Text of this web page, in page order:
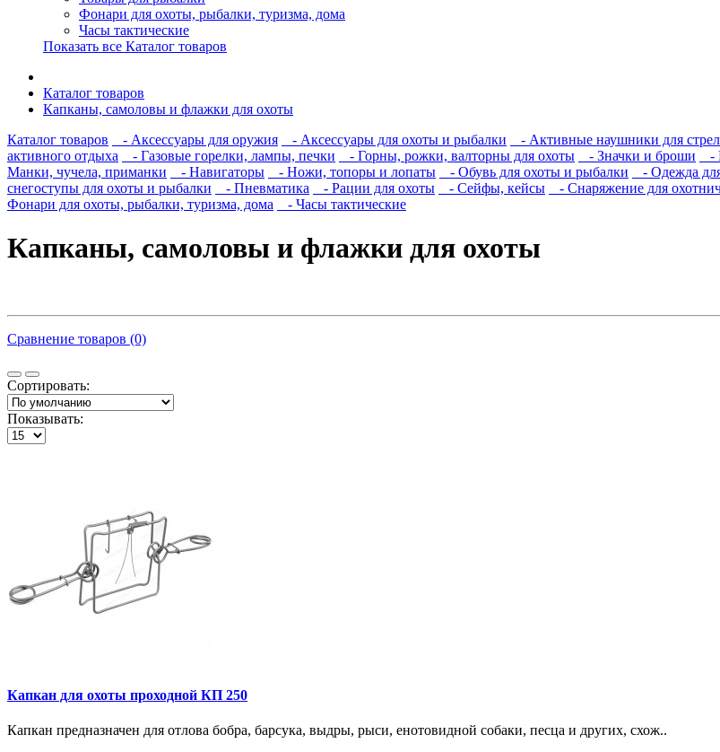
Фонари для охоты, рыбалки, туризма, дома
Часы тактические
Показать все Каталог товаров
Каталог товаров
Капканы, самоловы и флажки для охоты
Каталог товаров
- Аксессуары для оружия - Аксессуары для охоты и рыбалки - Активные наушники для
активного отдыха
- Газовые горелки, лампы, печки - Горны, рожки, валторны для охоты - Значки и броши -
Манки, чучела, приманки
- Навигаторы - Ножи, топоры и лопаты - Обувь для охоты и рыбалки - Одежда
снегоступы для охоты и рыбалки
- Пневматика - Рации для охоты - Сейфы, кейсы - Снаряжение для
Фонари для охоты, рыбалки, туризма, дома
- Часы тактические
Капканы, самоловы и флажки для охоты
Сравнение товаров (0)
Сортировать:
Показывать:
Капкан для охоты проходной КП 250
Капкан предназначен для отлова бобра, барсука, выдры, рыси, енотовидной собаки, песца и других, схож..